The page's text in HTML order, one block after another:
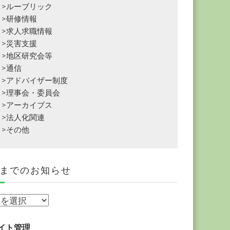
>ルーブリック
>研修情報
>求人求職情報
>災害支援
>地区研究会等
>通信
>アドバイザー制度
>理事会・委員会
>アーカイブス
>法人化関連
>その他
でのお知らせ
ト管理